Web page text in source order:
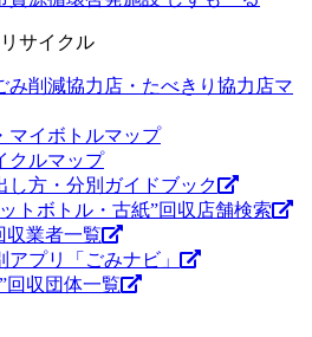
サイクル
し方・分別ガイドブック
トボトル・古紙”回収店舗検索
収業者一覧
アプリ「ごみナビ」
回収団体一覧